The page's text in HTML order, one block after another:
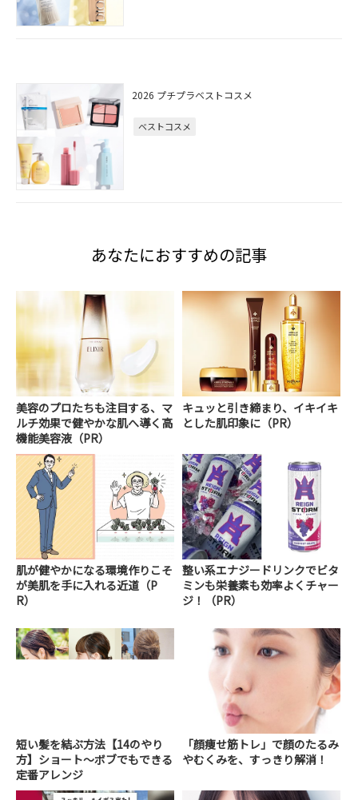
2026 プチプラベストコスメ
ベストコスメ
あなたにおすすめの記事
美容のプロたちも注目する、マ
ルチ効果で健やかな肌へ導く高
機能美容液（PR）
キュッと引き締まり、イキイキ
とした肌印象に（PR）
肌が健やかになる環境作りこそ
が美肌を手に入れる近道（P
R）
整い系エナジードリンクでビタ
ミンも栄養素も効率よくチャー
ジ！（PR）
短い髪を結ぶ方法【14のやり
方】ショート～ボブでもできる
定番アレンジ
「顔痩せ筋トレ」で顔のたるみ
やむくみを、すっきり解消！